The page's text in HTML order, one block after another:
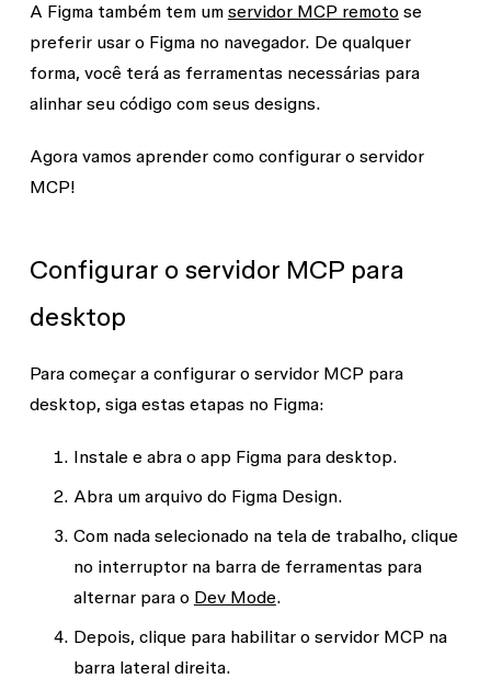
A Figma também tem um servidor MCP remoto se
preferir usar o Figma no navegador. De qualquer
forma, você terá as ferramentas necessárias para
alinhar seu código com seus designs.
Agora vamos aprender como configurar o servidor
MCP!
Configurar o servidor MCP para
desktop
Para começar a configurar o servidor MCP para
desktop, siga estas etapas no Figma:
Instale e abra o app Figma para desktop.
Abra um arquivo do Figma Design.
Com nada selecionado na tela de trabalho, clique
no interruptor na barra de ferramentas para
alternar para o Dev Mode.
Depois, clique para habilitar o servidor MCP na
barra lateral direita.